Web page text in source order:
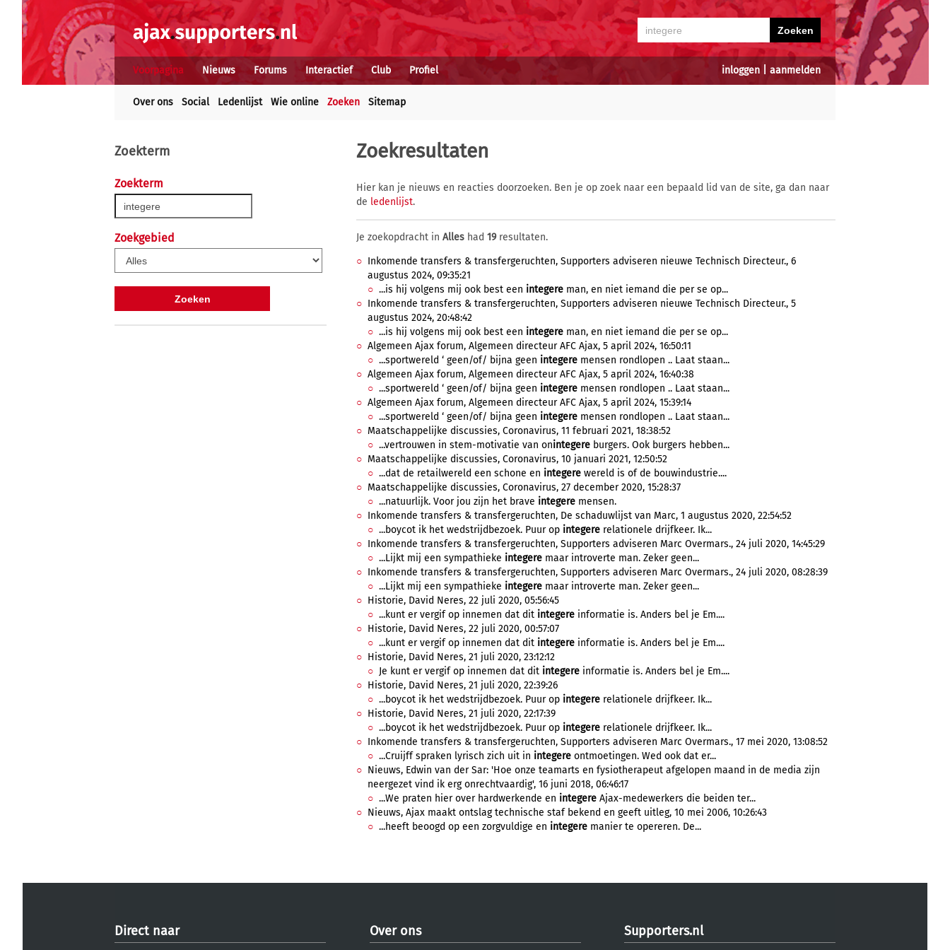
inloggen aanmelden
Voorpagina Nieuws Forums Interactief Club Profiel
Over ons Social Ledenlijst Wie online Zoeken Sitemap
Zoekterm
Zoekterm
Zoekgebied
Zoekresultaten
Hier kan je nieuws en reacties doorzoeken. Ben je op zoek naar een bepaald lid van de site, ga dan naar
de ledenlijst.
Je zoekopdracht in Alles had 19resultaten.
Inkomende transfers & transfergeruchten, Supporters adviseren nieuwe Technisch Directeur., 6
augustus 2024, 09:35:21
...is hij volgens mij ook best een integere man, en niet iemand die per se op...
Inkomende transfers & transfergeruchten, Supporters adviseren nieuwe Technisch Directeur., 5
augustus 2024, 20:48:42
...is hij volgens mij ook best een integere man, en niet iemand die per se op...
Algemeen Ajax forum, Algemeen directeur AFC Ajax, 5 april 2024, 16:50:11
...sportwereld ‘ geen/of/ bijna geen integere mensen rondlopen .. Laat staan...
Algemeen Ajax forum, Algemeen directeur AFC Ajax, 5 april 2024, 16:40:38
...sportwereld ‘ geen/of/ bijna geen integere mensen rondlopen .. Laat staan...
Algemeen Ajax forum, Algemeen directeur AFC Ajax, 5 april 2024, 15:39:14
...sportwereld ‘ geen/of/ bijna geen integere mensen rondlopen .. Laat staan...
Maatschappelijke discussies, Coronavirus, 11 februari 2021, 18:38:52
...vertrouwen in stem-motivatie van onintegere burgers. Ook burgers hebben...
Maatschappelijke discussies, Coronavirus, 10 januari 2021, 12:50:52
...dat de retailwereld een schone en integere wereld is of de bouwindustrie....
Maatschappelijke discussies, Coronavirus, 27 december 2020, 15:28:37
...natuurlijk. Voor jou zijn het brave integere mensen.
Inkomende transfers & transfergeruchten, De schaduwlijst van Marc, 1 augustus 2020, 22:54:52
...boycot ik het wedstrijdbezoek. Puur op integere relationele drijfkeer. Ik...
Inkomende transfers & transfergeruchten, Supporters adviseren Marc Overmars., 24 juli 2020, 14:45:29
...Lijkt mij een sympathieke integere maar introverte man. Zeker geen...
Inkomende transfers & transfergeruchten, Supporters adviseren Marc Overmars., 24 juli 2020, 08:28:39
...Lijkt mij een sympathieke integere maar introverte man. Zeker geen...
Historie, David Neres, 22 juli 2020, 05:56:45
...kunt er vergif op innemen dat dit integere informatie is. Anders bel je Em....
Historie, David Neres, 22 juli 2020, 00:57:07
...kunt er vergif op innemen dat dit integere informatie is. Anders bel je Em....
Historie, David Neres, 21 juli 2020, 23:12:12
Je kunt er vergif op innemen dat dit integere informatie is. Anders bel je Em....
Historie, David Neres, 21 juli 2020, 22:39:26
...boycot ik het wedstrijdbezoek. Puur op integere relationele drijfkeer. Ik...
Historie, David Neres, 21 juli 2020, 22:17:39
...boycot ik het wedstrijdbezoek. Puur op integere relationele drijfkeer. Ik...
Inkomende transfers & transfergeruchten, Supporters adviseren Marc Overmars., 17 mei 2020, 13:08:52
...Cruijff spraken lyrisch zich uit in integere ontmoetingen. Wed ook dat er...
Nieuws, Edwin van der Sar: 'Hoe onze teamarts en fysiotherapeut afgelopen maand in de media zijn
neergezet vind ik erg onrechtvaardig', 16 juni 2018, 06:46:17
...We praten hier over hardwerkende en integere Ajax-medewerkers die beiden ter...
Nieuws, Ajax maakt ontslag technische staf bekend en geeft uitleg, 10 mei 2006, 10:26:43
...heeft beoogd op een zorgvuldige en integere manier te opereren. De...
Direct naar Over ons Supporters.nl